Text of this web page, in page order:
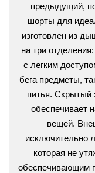
предыдущий,
шорты для
изготовлен из
на три
с легким
бега предметы,
питья. Скрытый
обеспечивает
вещей.
исключительно
которая не
обеспечивающим